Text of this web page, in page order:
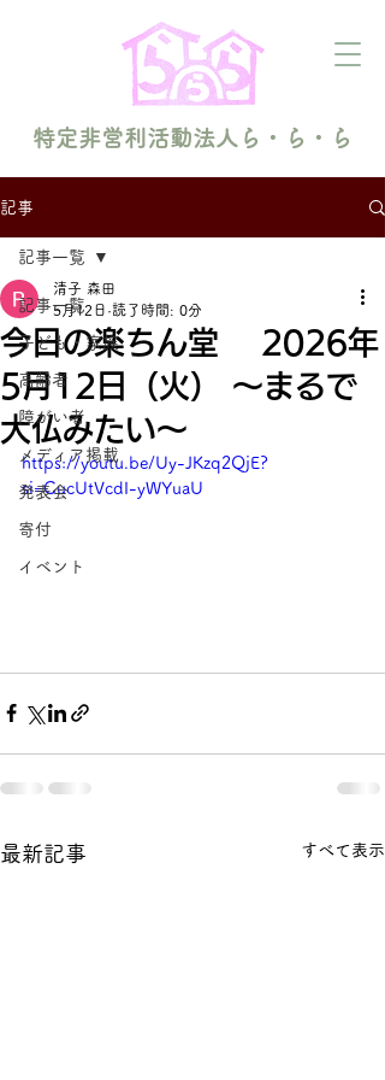
特定非営利活動法人ら・ら・ら
記事
記事一覧
子ども・家族
高齢者
障がい者
メディア掲載
発表会
寄付
イベント
記事一覧
今日の楽ちん堂 2026年
5月12日（火） 〜まるで
大仏みたい〜
清子 森田
5月12日 読了時間: 0分
https://youtu.be/Uy-JKzq2QjE?
si=CucUtVcdI-yWYuaU
最新記事 すべて表示